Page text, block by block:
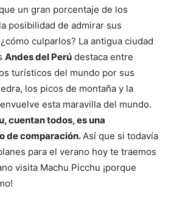
un gran porcentaje de los
posibilidad de admirar sus
culparlos? La antigua ciudad
Andes del Perú destaca entre
turísticos del mundo por sus
los picos de montaña y la
esta maravilla del mundo.
cuentan todos, es una
de comparación.Así que si todavía
para el verano hoy te traemos
visita Machu Picchu ¡porque